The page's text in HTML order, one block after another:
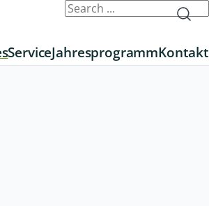
ServiceJahresprogrammKontakt